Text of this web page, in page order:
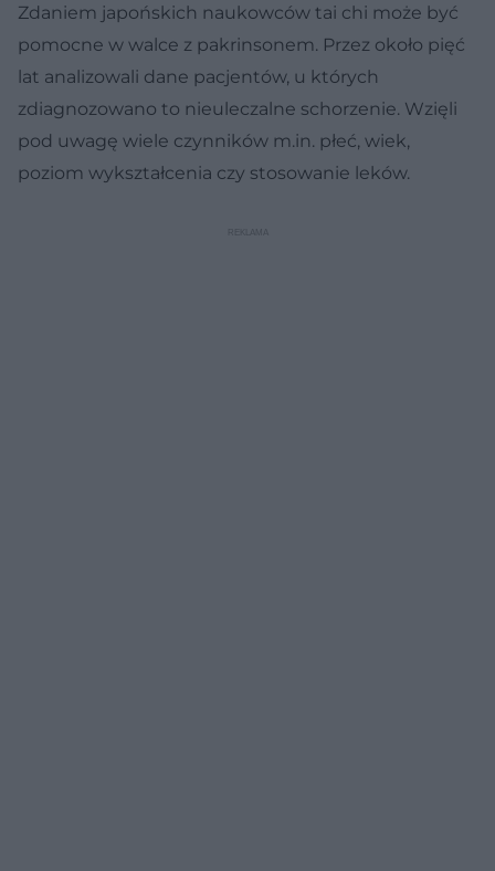
Zdaniem japońskich naukowców tai chi może być
pomocne w walce z pakrinsonem. Przez około pięć
lat analizowali dane pacjentów, u których
zdiagnozowano to nieuleczalne schorzenie. Wzięli
pod uwagę wiele czynników m.in. płeć, wiek,
poziom wykształcenia czy stosowanie leków.